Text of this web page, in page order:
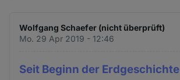
Wolfgang Schaefer (nicht überprüft)
Mo. 29 Apr 2019 - 12:46
Seit Beginn der Erdgeschichte